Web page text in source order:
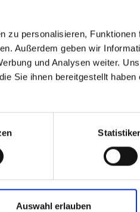
zu personalisieren,
Außerdem geben wir
und Analysen weiter.
Sie ihnen bereitgestellt
Auswahl erlauben
Wahl für gröbere Trails.
60 mm Ausführung (27.5 x